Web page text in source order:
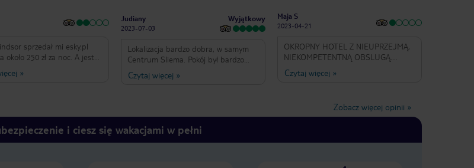
sprzedał mi esky.pl
około 250 zł za noc. A jest
GWIAZDKI. Nazwa
nic poza tym., oprócz
czajnika (przyniesiono na
WINDY TRZĘSĄ SIĘ,
»
Judiany
2023-07-03
Wyjątkowy
Lokalizacja bardzo dobra, w samym
Centrum Sliema. Pokój był bardzo
przytulny i czyszczony każdego dnia.
Śniadania w charakterze bufetu
Windsor
Czytaj więcej »
Maja S
2023-04-21
OKROPNY HOTEL Z NIEUPRZEJMĄ,
NIEKOMPETENTNĄ OBSLUGĄ.
PRZYGNĘBIAJACY WYSTRÓJ POKOI.
POKOJE BARDZO MAŁE. ŚNIADANIE
SAMO MENU, JAJECZNICA Z
FASOLA ZAWSZE ZIMNE. JEDYNY
Czytaj więcej »
Zobacz więcej opinii »
i ciesz się wakacjami w pełni